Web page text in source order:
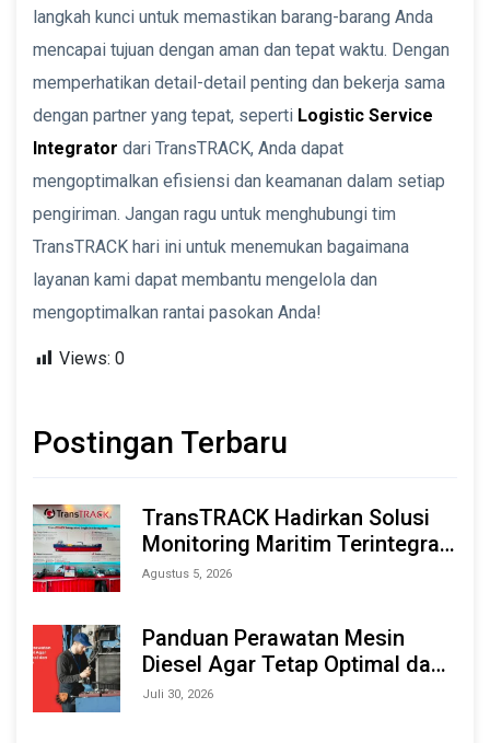
langkah kunci untuk memastikan barang-barang Anda
mencapai tujuan dengan aman dan tepat waktu. Dengan
memperhatikan detail-detail penting dan bekerja sama
dengan partner yang tepat, seperti Logistic Service
Integrator dari TransTRACK, Anda dapat
mengoptimalkan efisiensi dan keamanan dalam setiap
pengiriman. Jangan ragu untuk menghubungi tim
TransTRACK hari ini untuk menemukan bagaimana
layanan kami dapat membantu mengelola dan
mengoptimalkan rantai pasokan Anda!
Views: 0
Postingan Terbaru
TransTRACK Hadirkan Solusi
Monitoring Maritim Terintegrasi
Berbasis AI & IoT di Indonesia
Agustus 5, 2026
Panduan Perawatan Mesin
Diesel Agar Tetap Optimal dan
Tahan Lama
Juli 30, 2026